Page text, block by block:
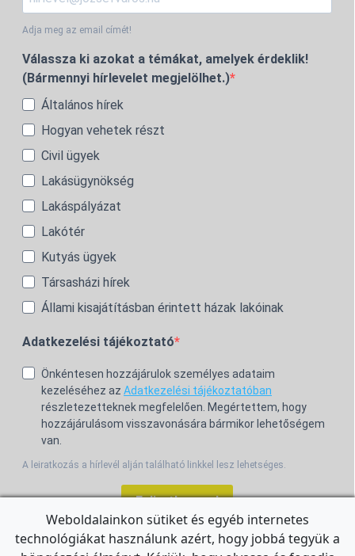
Adja meg az email címét!
Válassza ki azokat a témákat, amelyek érdeklik!
(Bármennyi hírlevelet megjelölhet.)
Általános hírek
Hogyan vehetek részt
Civil ügyek
Lakásügynökség
Lakáspályázat
Lakótér
Kutyás ügyek
Társasházi hírek
Állami kisajátításban érintett házak lakóinak
Adatkezelési tájékoztató
Önkéntesen hozzájárulok személyes adataim
kezeléséhez az Adatkezelési tájékoztatóban
részletezetteknek megfelelően. Megértettem, hogy
hozzájárulásom visszavonására bármikor lehetőségem
van.
A leiratkozás a hírlevél alján található linkkel lesz lehetséges.
Feliratkozom!
Weboldalainkon sütiket és egyéb internetes
technológiákat használunk azért, hogy jobbá tegyük a